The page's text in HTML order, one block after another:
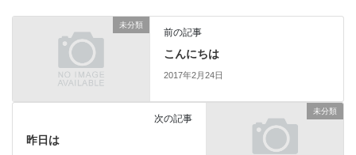
未分類
前の記事
こんにちは
2017年2月24日
未分類
次の記事
昨日は